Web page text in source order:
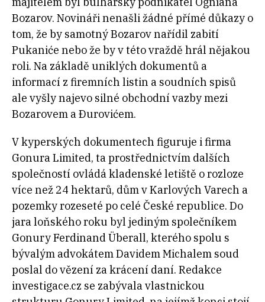
Bozarov. Novináři nenašli žádné přímé důkazy o
tom, že by samotný Bozarov nařídil zabití
Pukaniće nebo že by v této vraždě hrál nějakou
roli. Na základě uniklých dokumentů a
informací z firemních listin a soudních spisů
ale vyšly najevo silné obchodní vazby mezi
Bozarovem a Ðurovićem.
V kyperských dokumentech figuruje i firma
Gonura Limited, ta prostřednictvím dalších
společností ovládá kladenské letiště o rozloze
více než 24 hektarů, dům v Karlových Varech a
pozemky rozeseté po celé České republice. Do
jara loňského roku byl jediným společníkem
Gonury Ferdinand Überall, kterého spolu s
bývalým advokátem Davidem Michalem soud
poslal do vězení za krácení daní. Redakce
investigace.cz se zabývala vlastnickou